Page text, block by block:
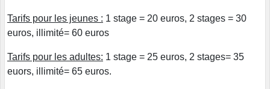
Tarifs pour les jeunes : 1 stage = 20 euros, 2 stages = 30
euros, illimité= 60 euros
Tarifs pour les adultes: 1 stage = 25 euros, 2 stages= 35
euors, illimité= 65 euros.